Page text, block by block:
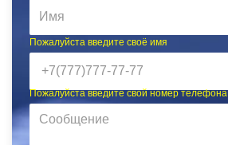
Пожалуйста введите своё имя
Пожалуйста введите свой номер телефона